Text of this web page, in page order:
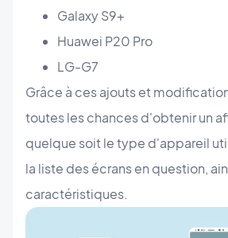
Galaxy S9+
Huawei P20 Pro
LG-G7
Grâce à ces ajouts et
toutes les chances d'obtenir un
quelque soit le type d'appareil
la liste des écrans en question,
caractéristiques.